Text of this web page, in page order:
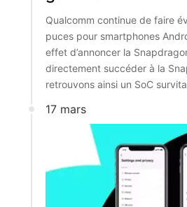
Qualcomm continue de faire
puces pour smartphones
effet d’annoncer la
directement succéder à la
retrouvons ainsi un SoC
17 mars